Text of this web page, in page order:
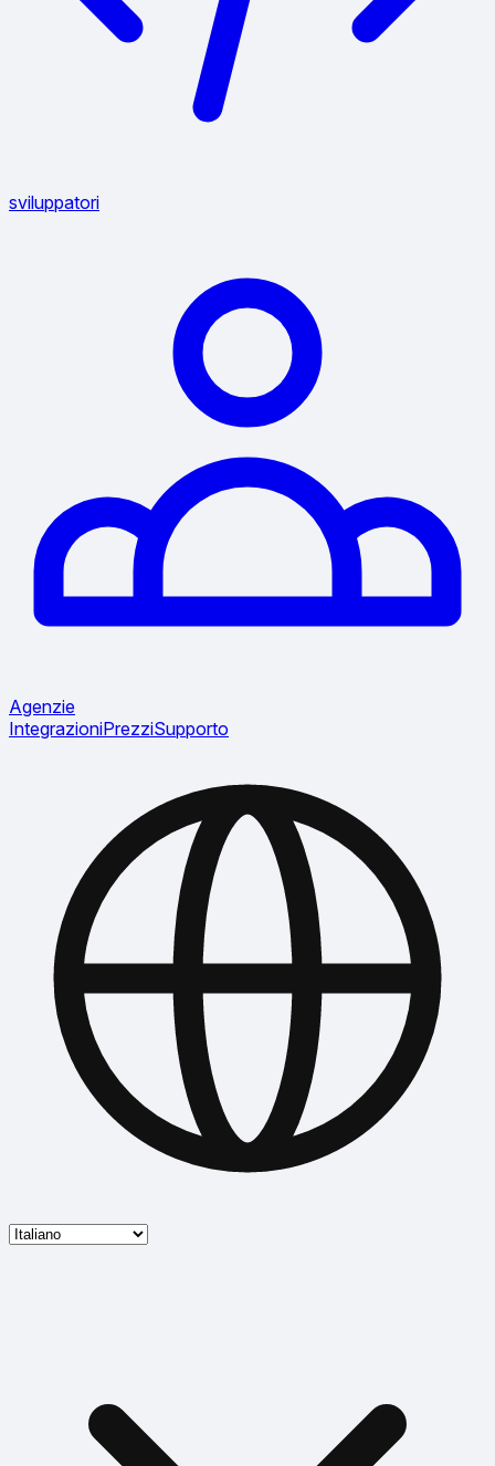
sviluppatori
Agenzie
IntegrazioniPrezziSupporto